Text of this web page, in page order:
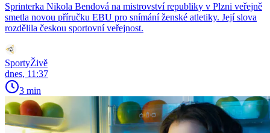
Sprinterka Nikola Bendová na mistrovství republiky v Plzni veřejně
smetla novou příručku EBU pro snímání ženské atletiky. Její slova
rozdělila českou sportovní veřejnost.
SportyŽivě
dnes, 11:37
3 min